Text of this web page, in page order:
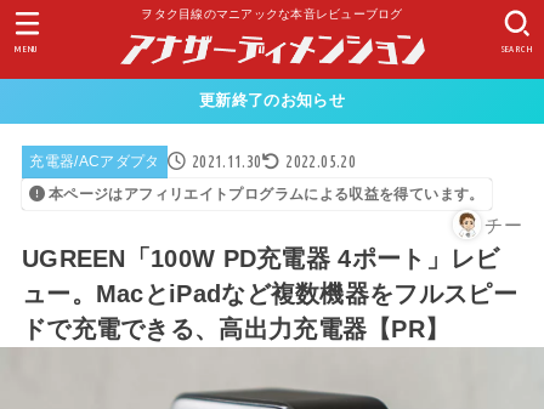
ヲタク目線のマニアックな本音レビューブログ
SEARCH
MENU
更新終了のお知らせ
充電器/ACアダプタ 2021.11.30 2022.05.20
本ページはアフィリエイトプログラムによる収益を得ています。
チー
UGREEN「100W PD充電器 4ポート」レビ
ュー。MacとiPadなど複数機器をフルスピー
ドで充電できる、高出力充電器【PR】